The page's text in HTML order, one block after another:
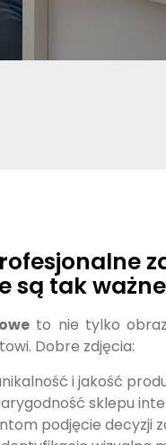
są tak
to nie tylko
Dobre zdjęcia:
i jakość
sklepu
podjęcie decyzji